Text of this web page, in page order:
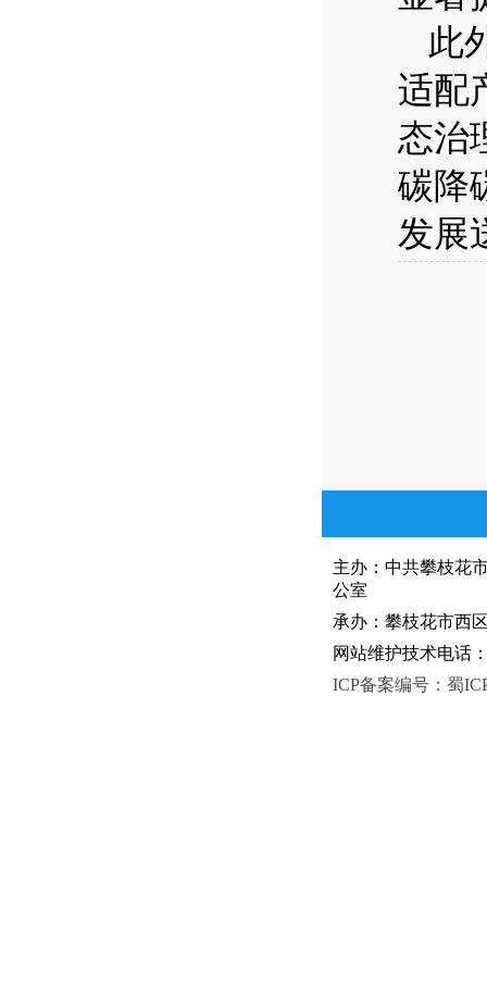
此
适配
态治
碳降
发展
主办：中共攀枝
公室
承办：攀枝花市西
网站维护技术电话
ICP备案编号：蜀